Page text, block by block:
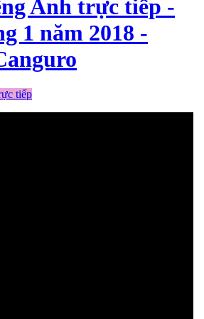
Anh trực tiếp -
1 năm 2018 -
tiếp